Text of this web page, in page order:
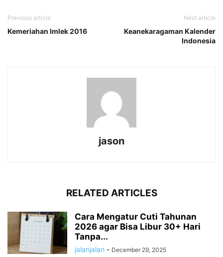
Previous article
Kemeriahan Imlek 2016
Next article
Keanekaragaman Kalender
Indonesia
jason
RELATED ARTICLES
Cara Mengatur Cuti Tahunan
2026 agar Bisa Libur 30+ Hari
Tanpa...
jalanjalan - December 29, 2025